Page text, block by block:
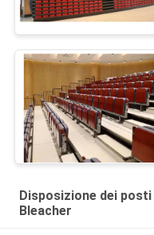
Disposizione dei
Bleacher